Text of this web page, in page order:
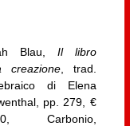
Blau, Il libro
creazione, trad.
di Elena
pp. 279, €
Carbonio,